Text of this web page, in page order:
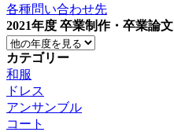
各種問い合わせ先
2021年度 卒業制作・卒業論文
カテゴリー
和服
ドレス
アンサンブル
コート